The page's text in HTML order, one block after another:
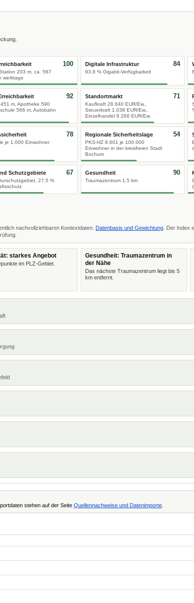
203 m, ca. 567
werktags
100 Digitale Infrastruktur
93,8 % Gigabit-Verfügbarkeit
84
m, Apotheke 590
566 m, Autobahn
92 Standortmarkt
Kaufkraft 28.640 EUR/Ew.,
Steuerkraft 1.038 EUR/Ew.,
Einzelhandel 9.266 EUR/Ew.
71
je 1.000 Einwohner
78 Regionale Sicherheitslage
PKS-HZ 8.601 je 100.000
Einwohner in der kreisfreien Stadt
Bochum
54
Schutzgebiete
27,5 %
67 Gesundheit
Traumazentrum 1,5 km
90
nachvollziehbaren Kontextdaten. Datenbasis und Gewichtung . Der Index
starkes Angebot
im PLZ-Gebiet.
Gesundheit: Traumazentrum in
der Nähe
Das nächste Traumazentrum liegt bis 5
km entfernt.
stehen auf der Seite Quellennachweise und Datenimporte